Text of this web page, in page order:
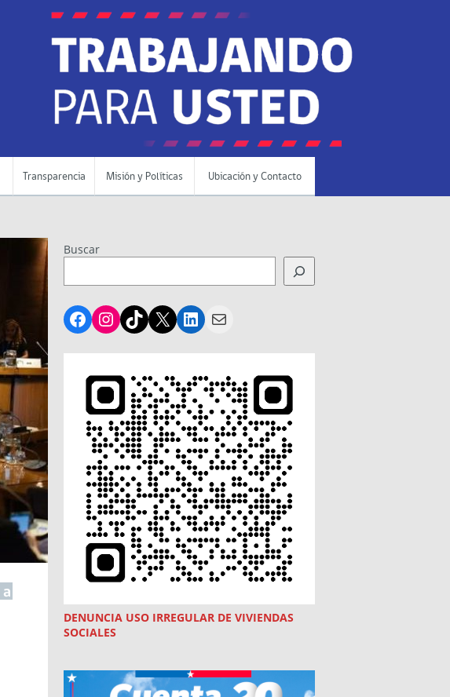
Transparencia Misión y Políticas Ubicación y Contacto
a
Buscar
Facebook
Instagram
TikTok
X LinkedIn
Mail
DENUNCIA USO IRREGULAR DE VIVIENDAS
SOCIALES